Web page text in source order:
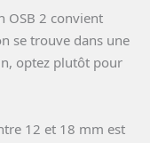
OSB 2 convient
se trouve dans une
optez plutôt pour
12 et 18 mm est